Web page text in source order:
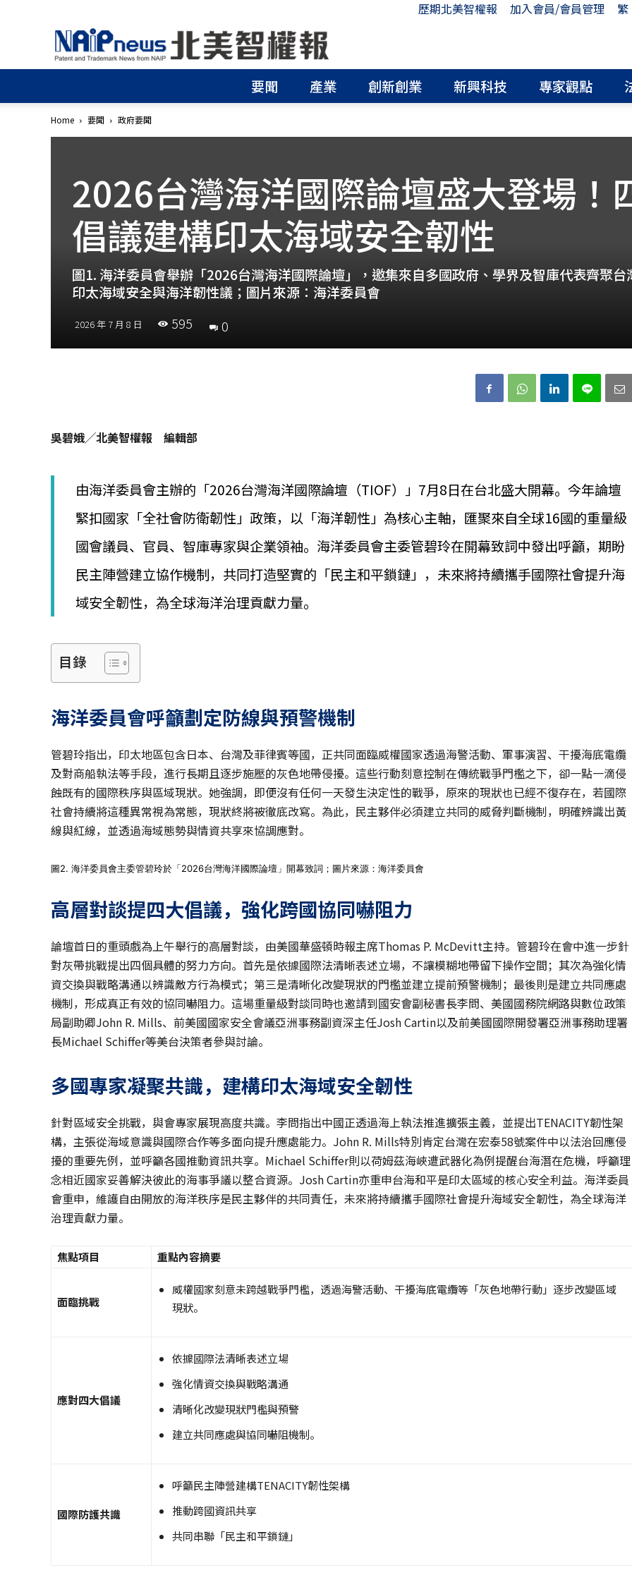
歷期北美智權報 加入會員/會員管理
繁
北
美
智
權
│
│
商
標
申
請
│
權
分
│
財
利
│
美
國
專
利
要聞 產業 創新創業 新興科技 專家觀點
Home 要聞 政府要聞
2026台灣海洋國際論壇盛大登場！
倡議建構印太海域安全韌性
圖1. 海洋委員會舉辦「2026台灣海洋國際論壇」，邀集來自多國政府、學界及智庫代表齊聚台
印太海域安全與海洋韌性議；圖片來源：海洋委員會
2026 年 7 月 8 日 595 0
吳碧娥╱北美智權報 編輯部
由海洋委員會主辦的「2026台灣海洋國際論壇（TIOF）」7月8日在台北盛大開幕。今年論壇
緊扣國家「全社會防衛韌性」政策，以「海洋韌性」為核心主軸，匯聚來自全球16國的重量級
國會議員、官員、智庫專家與企業領袖。海洋委員會主委管碧玲在開幕致詞中發出呼籲，期盼
民主陣營建立協作機制，共同打造堅實的「民主和平鎖鏈」，未來將持續攜手國際社會提升海
域安全韌性，為全球海洋治理貢獻力量。
目錄
海洋委員會呼籲劃定防線與預警機制
管碧玲指出，印太地區包含日本、台灣及菲律賓等國，正共同面臨威權國家透過海警活動、軍事演習、干擾海底電纜
及對商船執法等手段，進行長期且逐步施壓的灰色地帶侵擾。這些行動刻意控制在傳統戰爭門檻之下，卻一點一滴侵
蝕既有的國際秩序與區域現狀。她強調，即便沒有任何一天發生決定性的戰爭，原來的現狀也已經不復存在，若國際
社會持續將這種異常視為常態，現狀終將被徹底改寫。為此，民主夥伴必須建立共同的威脅判斷機制，明確辨識出黃
線與紅線，並透過海域態勢與情資共享來協調應對。
圖2. 海洋委員會主委管碧玲於「2026台灣海洋國際論壇」開幕致詞；圖片來源：海洋委員會
高層對談提四大倡議，強化跨國協同嚇阻力
論壇首日的重頭戲為上午舉行的高層對談，由美國華盛頓時報主席Thomas P. McDevitt主持。管碧玲在會中進一步針
對灰帶挑戰提出四個具體的努力方向。首先是依據國際法清晰表述立場，不讓模糊地帶留下操作空間；其次為強化情
資交換與戰略溝通以辨識敵方行為模式；第三是清晰化改變現狀的門檻並建立提前預警機制；最後則是建立共同應處
機制，形成真正有效的協同嚇阻力。這場重量級對談同時也邀請到國安會副秘書長李問、美國國務院網路與數位政策
局副助卿John R. Mills、前美國國家安全會議亞洲事務副資深主任Josh Cartin以及前美國國際開發署亞洲事務助理署
長Michael Schiffer等美台決策者參與討論。
多國專家凝聚共識，建構印太海域安全韌性
針對區域安全挑戰，與會專家展現高度共識。李問指出中國正透過海上執法推進擴張主義，並提出TENACITY韌性架
構，主張從海域意識與國際合作等多面向提升應處能力。John R. Mills特別肯定台灣在宏泰58號案件中以法治回應侵
擾的重要先例，並呼籲各國推動資訊共享。Michael Schiffer則以荷姆茲海峽遭武器化為例提醒台海潛在危機，呼籲理
念相近國家妥善解決彼此的海事爭議以整合資源。Josh Cartin亦重申台海和平是印太區域的核心安全利益。海洋委員
會重申，維護自由開放的海洋秩序是民主夥伴的共同責任，未來將持續攜手國際社會提升海域安全韌性，為全球海洋
治理貢獻力量。
焦點項目 重點內容摘要
面臨挑戰
威權國家刻意未跨越戰爭門檻，透過海警活動、干擾海底電纜等「灰色地帶行動」逐步改變區域
現狀。
應對四大倡議
依據國際法清晰表述立場
強化情資交換與戰略溝通
清晰化改變現狀門檻與預警
建立共同應處與協同嚇阻機制。
國際防護共識
呼籲民主陣營建構TENACITY韌性架構
推動跨國資訊共享
共同串聯「民主和平鎖鏈」